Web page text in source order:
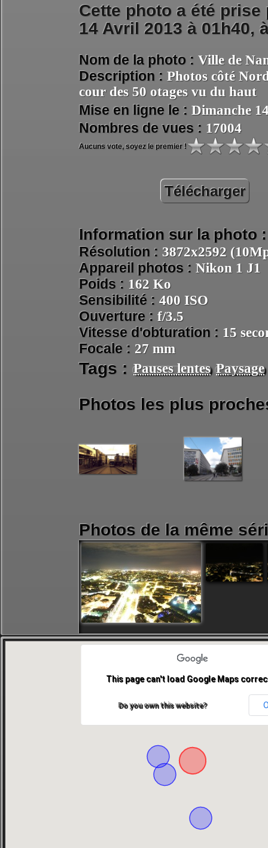
Cette photo a été
14 Avril 2013 à 01h40,
Nom de la photo : Ville de
Description : Photos côté
cour des 50 otages vu du haut
Mise en ligne le : Dimanche
Nombres de vues : 17004
Aucuns vote, soyez le premier !
Télécharger
Information sur la photo :
Résolution : 3872x2592
Appareil photos : Nikon 1 J1
Poids : 162 Ko
Sensibilité : 400 ISO
Ouverture : f/3.5
Vitesse d'obturation : 15
Focale : 27 mm
Tags : Pauses lentes Paysage
Photos les plus
Photos de la même
This page can't load Google Maps
Do you own this website?